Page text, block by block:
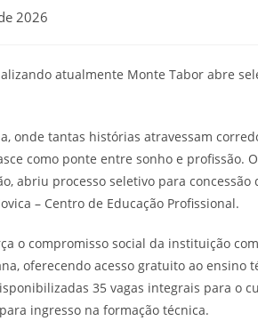
2026
onde tantas histórias atravessam
como ponte entre sonho e profissão.
abriu processo seletivo para
– Centro de Educação Profissional.
o compromisso social da instituição
oferecendo acesso gratuito ao
35 vagas integrais para o
ingresso na formação técnica.